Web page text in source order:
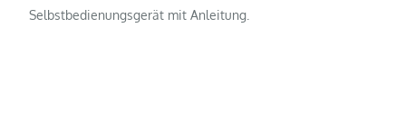
Selbstbedienungsgerät mit Anleitung.